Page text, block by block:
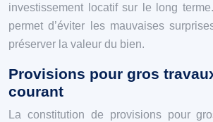
investissement locatif sur le long
permet d’éviter les mauvaises
préserver la valeur du bien.
Provisions pour gros
courant
La constitution de provisions pour